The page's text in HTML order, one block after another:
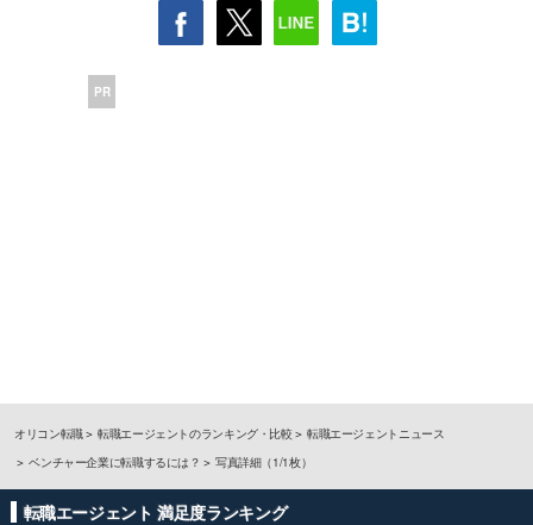
PR
オリコン転職 転職エージェントのランキング・比較
転職エージェントニュース
ベンチャー企業に転職するには？
写真詳細（1/1枚）
転職エージェント 満足度ランキング